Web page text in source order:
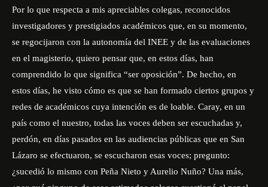
Por lo que respecta a mis apreciables colegas, reconocidos
investigadores y prestigiados académicos que, en su momento,
se regocijaron con la autonomía del INEE y de las evaluaciones
en el magisterio, quiero pensar que, en estos días, han
comprendido lo que significa “ser oposición”. De hecho, en
estos días, he visto cómo es que se han formado ciertos grupos y
redes de académicos cuya intención es de loable. Caray, en un
país como el nuestro, todas las voces deben ser escuchadas y,
perdón, en días pasados en las audiencias públicas que en San
Lázaro se efectuaron, se escucharon esas voces; pregunto:
¿sucedió lo mismo con Peña Nieto y Aurelio Nuño? Una más,